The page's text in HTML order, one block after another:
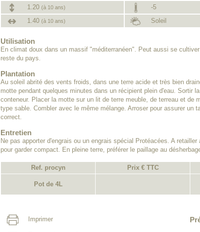
1.20 (à 10 ans)
-5
1.40 (à 10 ans) Soleil
Utilisation
En climat doux dans un massif "méditerranéen". Peut aussi se
reste du pays.
Plantation
Au soleil abrité des vents froids, dans une terre acide et très bien
motte pendant quelques minutes dans un récipient plein d'eau. Sortir
conteneur. Placer la motte sur un lit de terre meuble, de terreau et de
type sable. Combler avec le même mélange. Arroser pour assurer un
correct.
Entretien
Ne pas apporter d'engrais ou un engrais spécial Protéacées. A retailler
pour garder compact. En pleine terre, préférer le paillage au
Ref. procyn Prix € TTC
Pot de 4L
Imprimer